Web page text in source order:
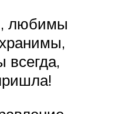
любимы
всегда,